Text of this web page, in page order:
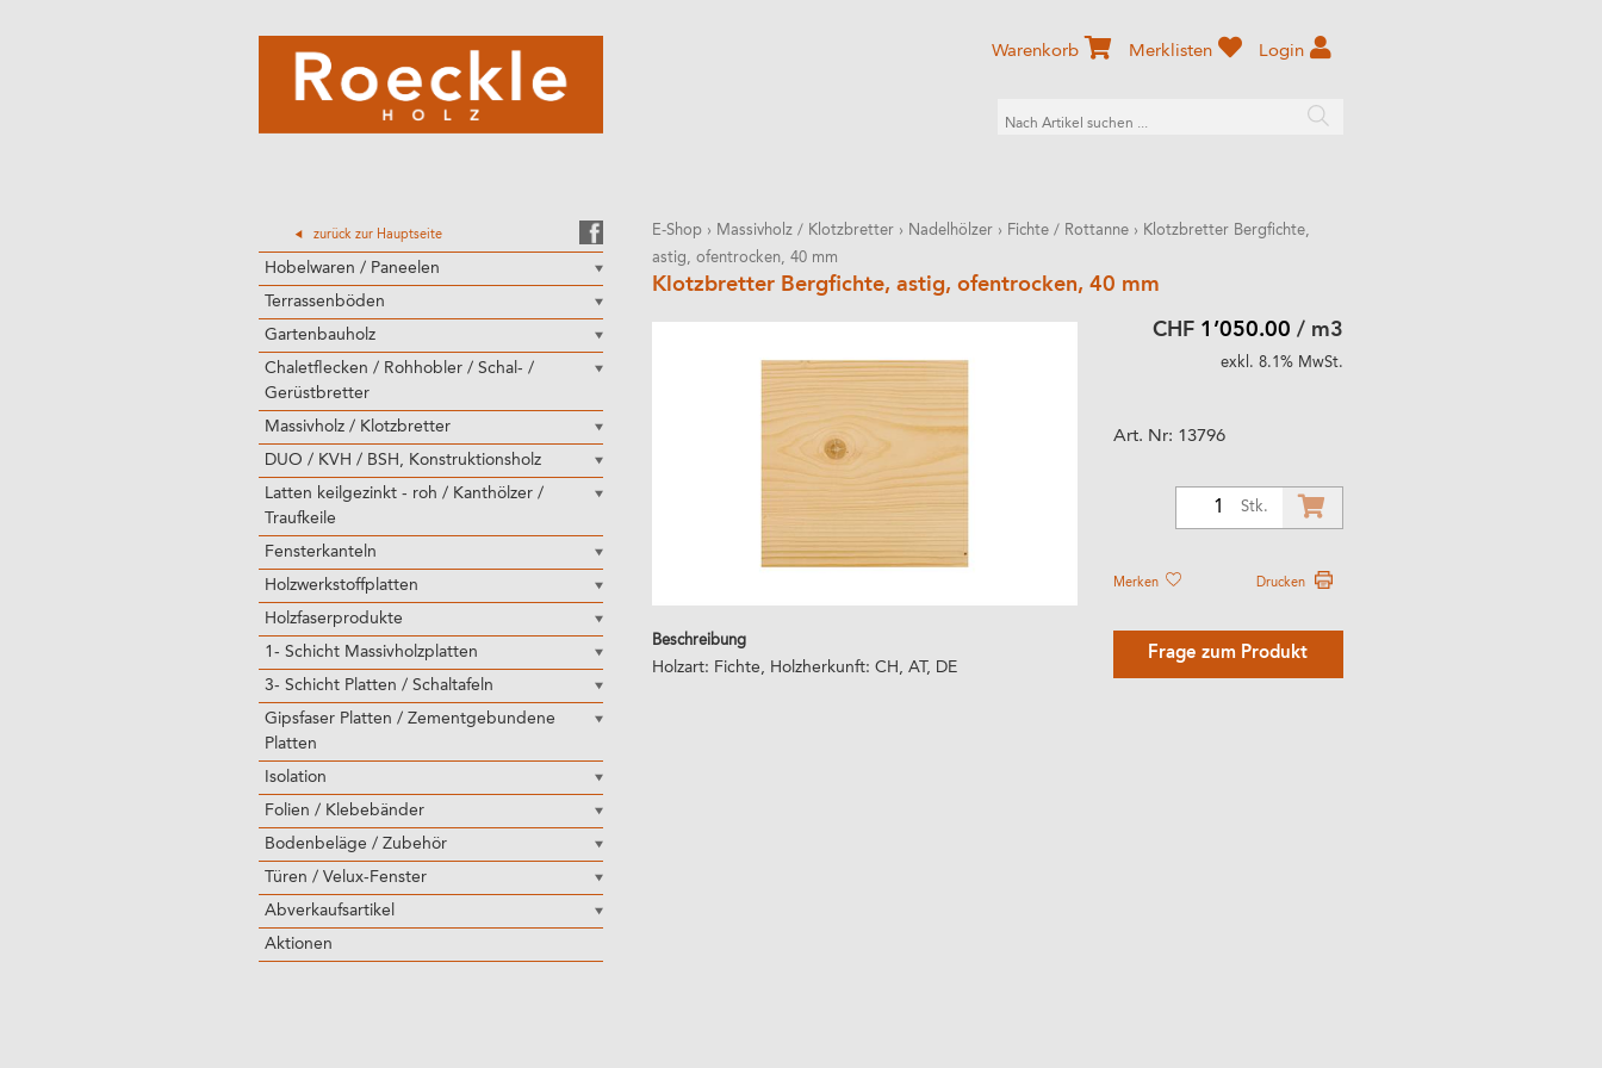
zurück zur Hauptseite
Hobelwaren / Paneelen
Terrassenböden
Gartenbauholz
Chaletflecken / Rohhobler / Schal- /
Gerüstbretter
Massivholz / Klotzbretter
DUO / KVH / BSH, Konstruktionsholz
Latten keilgezinkt - roh / Kanthölzer /
Traufkeile
Fensterkanteln
Holzwerkstoffplatten
Holzfaserprodukte
1- Schicht Massivholzplatten
3- Schicht Platten / Schaltafeln
Gipsfaser Platten / Zementgebundene
Platten
Isolation
Folien / Klebebänder
Bodenbeläge / Zubehör
Türen / Velux-Fenster
Abverkaufsartikel
Aktionen
Warenkorb Merklisten Login
E-Shop › Massivholz / Klotzbretter › Nadelhölzer › Fichte / Rottanne › Klotzbretter Bergfichte,
astig, ofentrocken, 40 mm
Klotzbretter Bergfichte, astig, ofentrocken, 40 mm
Beschreibung
Holzart: Fichte, Holzherkunft: CH, AT, DE
CHF 1’050.00 / m3
exkl. 8.1% MwSt.
Art. Nr: 13796
Stk.
Merken Drucken
Frage zum Produkt